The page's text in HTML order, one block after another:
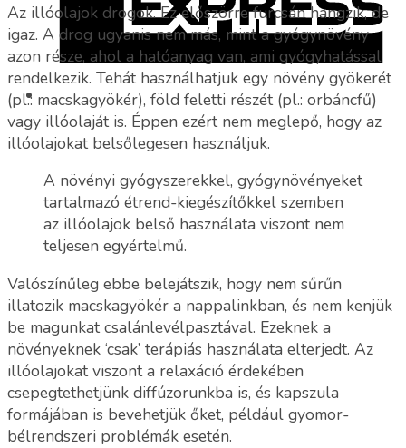
Az illóolajok drogok.Ez előszörre furcsán hangzik, de
igaz. A drog ugyanis nem más, mint a gyógynövény
azon része, ahol a hatóanyag van, ami gyógyhatással
rendelkezik. Tehát használhatjuk egy növény gyökerét
(pl.: macskagyökér), föld feletti részét (pl.: orbáncfű)
vagy illóolaját is. Éppen ezért nem meglepő, hogy az
illóolajokat belsőlegesen használjuk.
A növényi gyógyszerekkel, gyógynövényeket
tartalmazó étrend-kiegészítőkkel szemben
az illóolajok belső használata viszont nem
teljesen egyértelmű.
Valószínűleg ebbe belejátszik, hogy nem sűrűn
illatozik macskagyökér a nappalinkban, és nem kenjük
be magunkat csalánlevélpasztával. Ezeknek a
növényeknek ‘csak’ terápiás használata elterjedt. Az
illóolajokat viszont a relaxáció érdekében
csepegtethetjünk diffúzorunkba is, és kapszula
formájában is bevehetjük őket, például gyomor-
bélrendszeri problémák esetén.